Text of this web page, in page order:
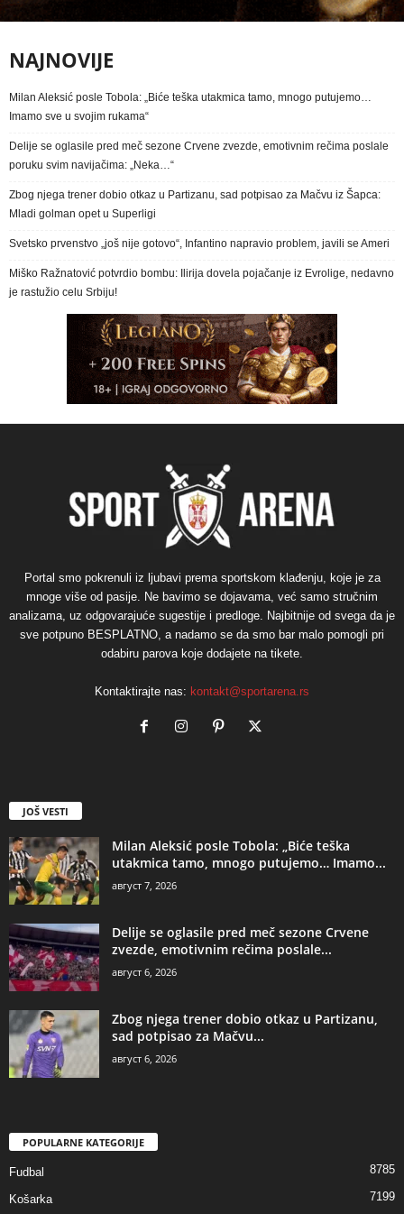
NAJNOVIJE
Milan Aleksić posle Tobola: „Biće teška utakmica tamo, mnogo putujemo…
Imamo sve u svojim rukama“
Delije se oglasile pred meč sezone Crvene zvezde, emotivnim rečima poslale
poruku svim navijačima: „Neka…“
Zbog njega trener dobio otkaz u Partizanu, sad potpisao za Mačvu iz Šapca:
Mladi golman opet u Superligi
Svetsko prvenstvo „još nije gotovo“, Infantino napravio problem, javili se Ameri
Miško Ražnatović potvrdio bombu: Ilirija dovela pojačanje iz Evrolige, nedavno
je rastužio celu Srbiju!
Portal smo pokrenuli iz ljubavi prema sportskom klađenju, koje je za
mnoge više od pasije. Ne bavimo se dojavama, već samo stručnim
analizama, uz odgovarajuće sugestije i predloge. Najbitnije od svega da je
sve potpuno BESPLATNO, a nadamo se da smo bar malo pomogli pri
odabiru parova koje dodajete na tikete.
Kontaktirajte nas: kontakt@sportarena.rs
JOŠ VESTI
Milan Aleksić posle Tobola: „Biće teška
utakmica tamo, mnogo putujemo… Imamo...
август 7, 2026
Delije se oglasile pred meč sezone Crvene
zvezde, emotivnim rečima poslale...
август 6, 2026
Zbog njega trener dobio otkaz u Partizanu,
sad potpisao za Mačvu...
август 6, 2026
POPULARNE KATEGORIJE
Fudbal 8785
Košarka 7199